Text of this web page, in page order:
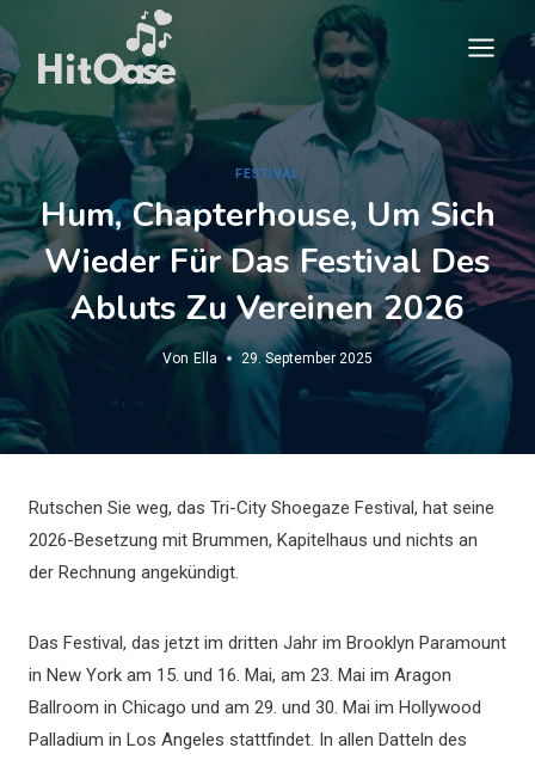
Inhalt
springen
FESTIVAL
Hum, Chapterhouse, Um Sich
Wieder Für Das Festival Des
Abluts Zu Vereinen 2026
Von Ella 29. September 2025
Rutschen Sie weg, das Tri-City Shoegaze Festival, hat seine
2026-Besetzung mit Brummen, Kapitelhaus und nichts an
der Rechnung angekündigt.
Das Festival, das jetzt im dritten Jahr im Brooklyn Paramount
in New York am 15. und 16. Mai, am 23. Mai im Aragon
Ballroom in Chicago und am 29. und 30. Mai im Hollywood
Palladium in Los Angeles stattfindet. In allen Datteln des